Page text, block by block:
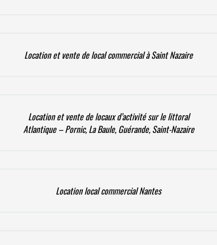
Location et vente de local commercial à Saint Nazaire
Location et vente de locaux d’activité sur le littoral
Atlantique – Pornic, La Baule, Guérande, Saint-Nazaire
Location local commercial Nantes